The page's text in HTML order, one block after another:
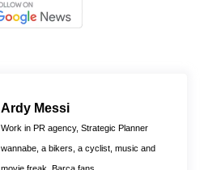
Ardy Messi
Work in PR agency, Strategic Planner
wannabe, a bikers, a cyclist, music and